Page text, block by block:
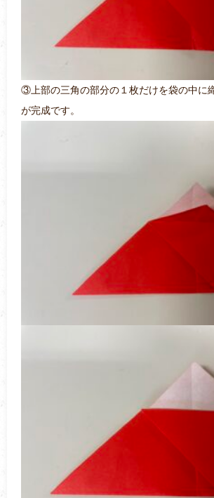
③上部の三角の部分の１枚だけを袋の中に
が完成です。